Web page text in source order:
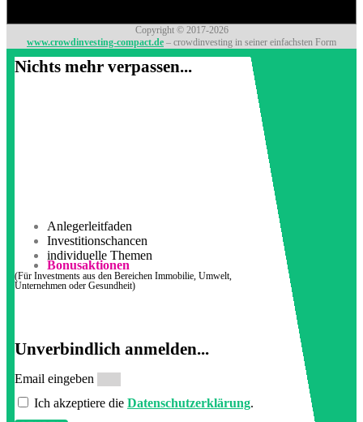
Copyright © 2017-2026
www.crowdinvesting-compact.de – crowdinvesting in seiner einfachsten Form
Nichts mehr verpassen...
Anlegerleitfaden
Investitionschancen
individuelle Themen
Bonusaktionen
(Für Investments aus den Bereichen Immobilie, Umwelt,
Unternehmen oder Gesundheit)
Unverbindlich anmelden...
Email eingeben
Ich akzeptiere die Datenschutzerklärung.